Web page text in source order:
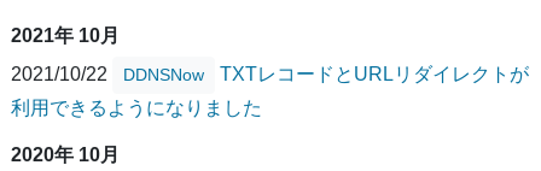
2021年 10月
2021/10/22
DDNSNow
TXTレコードとURLリダイレクトが
利用できるようになりました
2020年 10月